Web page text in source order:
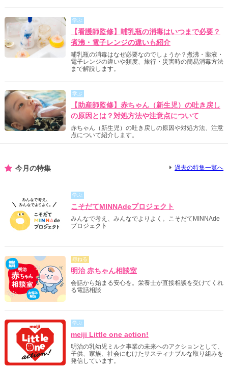
学ぶ
【看護師監修】哺乳瓶の消毒はいつまで必要？
煮沸・電子レンジの違いも紹介
哺乳瓶の消毒はなぜ必要なのでしょうか？煮沸・薬液・
電子レンジの違いや頻度、旅行・災害時の簡易消毒方法
まで解説します。
学ぶ
【助産師監修】赤ちゃん（新生児）の吐き戻し
の原因とは？対処方法や注意点について
赤ちゃん（新生児）の吐き戻しの原因や対処方法、注意
点について紹介します。
今月の特集 過去の特集一覧へ
学ぶ
こそだてMINNAdeプロジェクト
みんなで考え、みんなでよりよく。こそだてMINNAde
プロジェクト
尋ねる
明治 赤ちゃん相談室
会話から始まる安心を。栄養士が直接相談を受けてくれ
る電話相談
学ぶ
meiji Little one action!
明治の乳幼児ミルク事業の未来へのアクションとして、
子供、家族、社会にむけたサスティナブルな取り組みを
発信しています。